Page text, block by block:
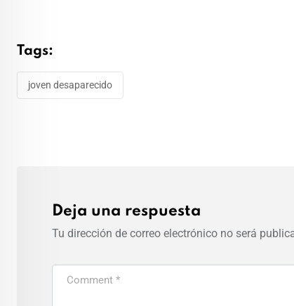
Tags:
joven desaparecido
Deja una respuesta
Tu dirección de correo electrónico no será